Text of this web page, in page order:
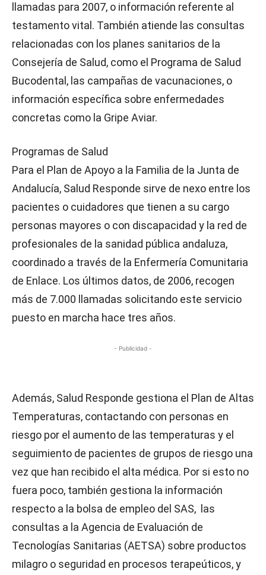
llamadas para 2007, o información referente al
testamento vital. También atiende las consultas
relacionadas con los planes sanitarios de la
Consejería de Salud, como el Programa de Salud
Bucodental, las campañas de vacunaciones, o
información específica sobre enfermedades
concretas como la Gripe Aviar.
Programas de Salud
Para el Plan de Apoyo a la Familia de la Junta de
Andalucía, Salud Responde sirve de nexo entre los
pacientes o cuidadores que tienen a su cargo
personas mayores o con discapacidad y la red de
profesionales de la sanidad pública andaluza,
coordinado a través de la Enfermería Comunitaria
de Enlace. Los últimos datos, de 2006, recogen
más de 7.000 llamadas solicitando este servicio
puesto en marcha hace tres años.
- Publicidad -
Además, Salud Responde gestiona el Plan de Altas
Temperaturas, contactando con personas en
riesgo por el aumento de las temperaturas y el
seguimiento de pacientes de grupos de riesgo una
vez que han recibido el alta médica. Por si esto no
fuera poco, también gestiona la información
respecto a la bolsa de empleo del SAS, las
consultas a la Agencia de Evaluación de
Tecnologías Sanitarias (AETSA) sobre productos
milagro o seguridad en procesos terapeúticos, y